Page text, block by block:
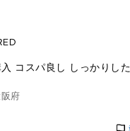
コスパ良し しっかりし
府